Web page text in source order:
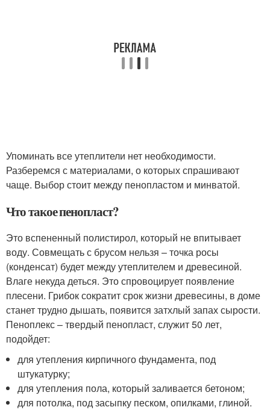
Упоминать все утеплители нет необходимости.
Разберемся с материалами, о которых спрашивают
чаще. Выбор стоит между пенопластом и минватой.
Что такое пенопласт?
Это вспененный полистирол, который не впитывает
воду. Совмещать с брусом нельзя – точка росы
(конденсат) будет между утеплителем и древесиной.
Влаге некуда деться. Это спровоцирует появление
плесени. Грибок сократит срок жизни древесины, в доме
станет трудно дышать, появится затхлый запах сырости.
Пеноплекс – твердый пенопласт, служит 50 лет,
подойдет:
для утепления кирпичного фундамента, под
штукатурку;
для утепления пола, который заливается бетоном;
для потолка, под засыпку песком, опилками, глиной.